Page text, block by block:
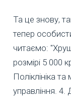
Та це знову,
тепер
читаємо:
розмірі 5 000
Поліклініка
управління.